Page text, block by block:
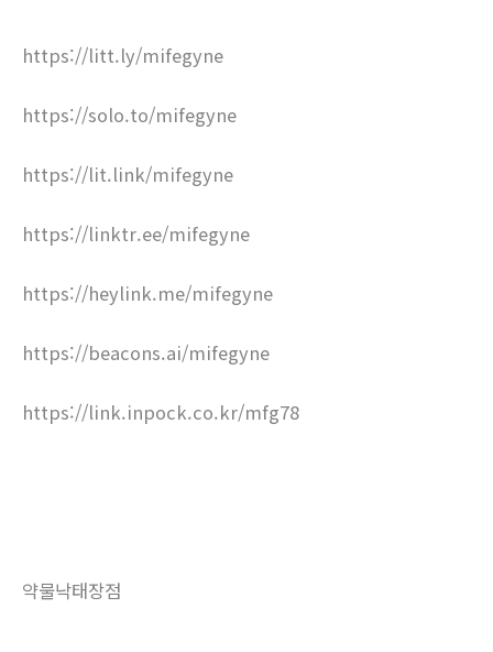
https://litt.ly/mifegyne
https://solo.to/mifegyne
https://lit.link/mifegyne
https://linktr.ee/mifegyne
https://heylink.me/mifegyne
https://beacons.ai/mifegyne
https://link.inpock.co.kr/mfg78
약물낙태장점